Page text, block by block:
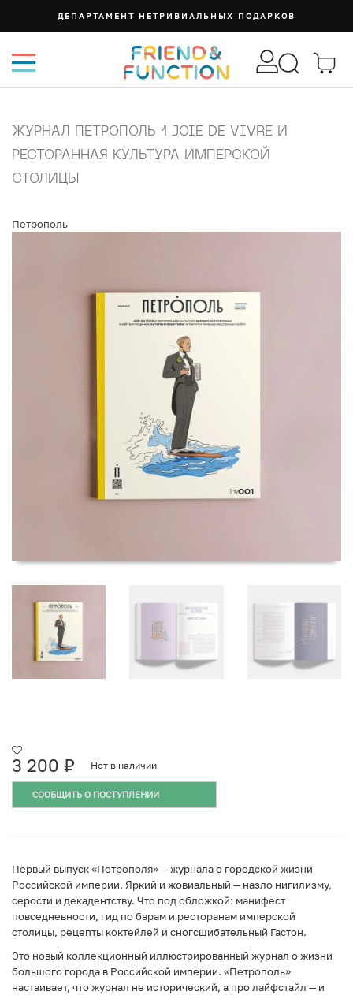
ДЕПАРТАМЕНТ НЕТРИВИАЛЬНЫХ ПОДАРКОВ
ЖУРНАЛ ПЕТРОПОЛЬ 1 JOIE DE VIVRE И
РЕСТОРАННАЯ КУЛЬТУРА ИМПЕРСКОЙ
СТОЛИЦЫ
Петрополь
3 200 ₽ Нет в наличии
СООБЩИТЬ О ПОСТУПЛЕНИИ
Первый выпуск «Петрополя» — журнала о городской жизни
Российской империи. Яркий и жовиальный — назло нигилизму,
серости и декадентству. Что под обложкой: манифест
повседневности, гид по барам и ресторанам имперской
столицы, рецепты коктейлей и сногсшибательный Гастон.
Это новый коллекционный иллюстрированный журнал о жизни
большого города в Российской империи. «Петрополь»
настаивает, что журнал не исторический, а про лайфстайл — и